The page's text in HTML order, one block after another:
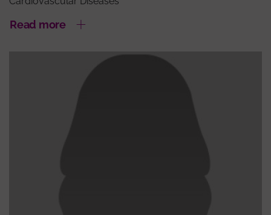
Read more